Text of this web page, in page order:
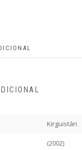
Kirguistán
(2002)